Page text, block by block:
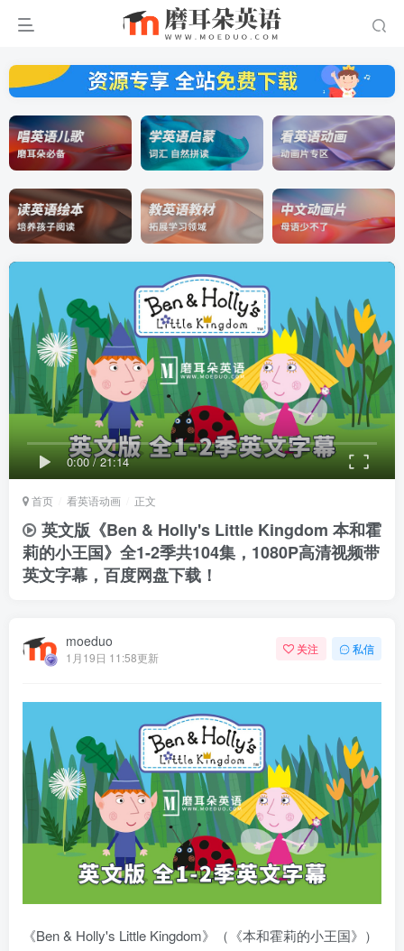
0:00/21:14
首页 看英语动画 正文
英文版《Ben & Holly's Little Kingdom 本和霍
莉的小王国》全1-2季共104集，1080P高清视频带
英文字幕，百度网盘下载！
moeduo
1月19日 11:58更新
关注 私信
《Ben & Holly's Little Kingdom》（《本和霍莉的小王国》）